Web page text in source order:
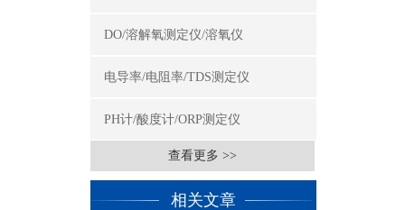
DO/溶解氧测定仪/溶氧仪
电导率/电阻率/TDS测定仪
PH计/酸度计/ORP测定仪
查看更多 >>
相关文章